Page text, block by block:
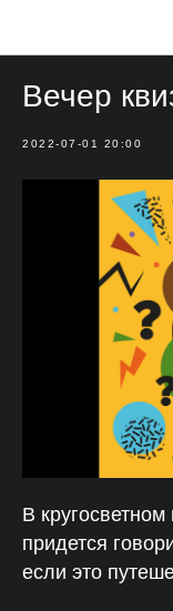
Вечер
2022-07-01 20:00
В
придется
если это